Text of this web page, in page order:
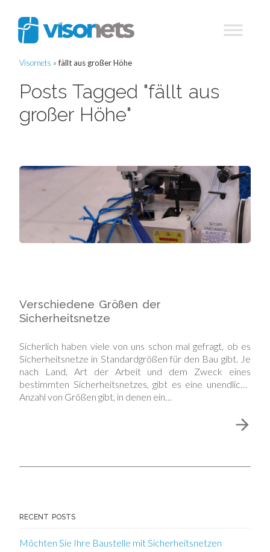
Visornets »fällt aus großer Höhe
Posts Tagged "fällt aus
großer Höhe"
Verschiedene Größen der
Sicherheitsnetze
Sicherlich haben viele von uns schon mal gefragt, ob es
Sicherheitsnetze in Standardgrößen für den Bau gibt. Je
nach Land, Art der Arbeit und dem Zweck eines
bestimmten Sicherheitsnetzes, gibt es eine unendliche
Anzahl von Größen gibt, in denen ein…
RECENT POSTS
Möchten Sie Ihre Baustelle mit Sicherheitsnetzen